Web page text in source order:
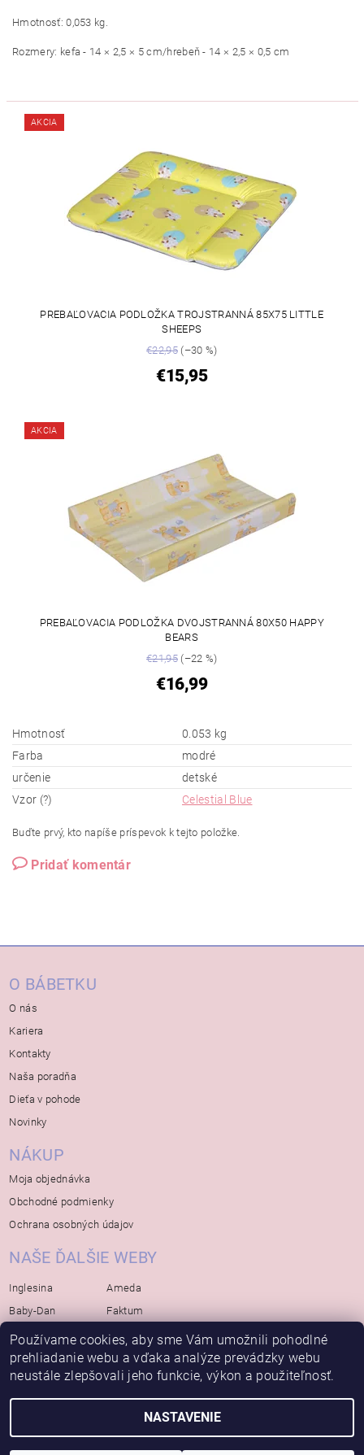
Hmotnosť: 0,053 kg.
Rozmery: kefa - 14 × 2,5 × 5 cm/hrebeň - 14 × 2,5 × 0,5 cm
AKCIA
PREBAĽOVACIA PODLOŽKA TROJSTRANNÁ 85X75 LITTLE
SHEEPS
€22,95(–30 %)
€15,95
AKCIA
PREBAĽOVACIA PODLOŽKA DVOJSTRANNÁ 80X50 HAPPY
BEARS
€21,95(–22 %)
€16,99
Hmotnosť
0.053 kg
Farba
modré
určenie
detské
Vzor (?)
Celestial Blue
Buďte prvý, kto napíše príspevok k tejto položke.
Pridať komentár
O BÁBETKU
O nás
Kariera
Kontakty
Naša poradňa
Dieťa v pohode
Novinky
NÁKUP
Moja objednávka
Obchodné podmienky
Ochrana osobných údajov
NAŠE ĎALŠIE WEBY
Inglesina
Baby-Dan
Rialto
Bébé-Jou
Avova
Ameda
Faktum
Koelstra
Bambino-Mio
2026 © Bábätko, všetky práva vyhradené
Používame cookies, aby sme Vám umožnili pohodlné
prehliadanie webu a vďaka analýze prevádzky webu
neustále zlepšovali jeho funkcie, výkon a použiteľnosť.
NASTAVENIE